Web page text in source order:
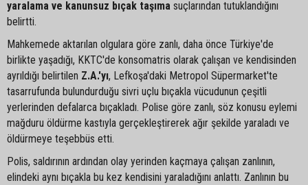
yaralama ve kanunsuz bıçak taşıma suçlarından tutuklandığını
belirtti.
Mahkemede aktarılan olgulara göre zanlı, daha önce Türkiye'de
birlikte yaşadığı, KKTC'de konsomatris olarak çalışan ve kendisinden
ayrıldığı belirtilen Z.A.'yı, Lefkoşa'daki Metropol Süpermarket'te
tasarrufunda bulundurduğu sivri uçlu bıçakla vücudunun çeşitli
yerlerinden defalarca bıçakladı. Polise göre zanlı, söz konusu eylemi
mağduru öldürme kastıyla gerçekleştirerek ağır şekilde yaraladı ve
öldürmeye teşebbüs etti.
Polis, saldırının ardından olay yerinden kaçmaya çalışan zanlının,
elindeki aynı bıçakla bu kez kendisini yaraladığını anlattı. Zanlının bu